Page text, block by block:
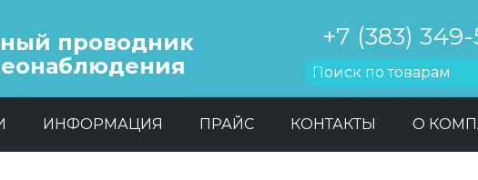
проводник
+7 (383)
ИНФОРМАЦИЯ ПРАЙС КОНТАКТЫ О